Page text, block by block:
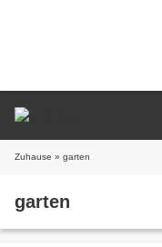
Zuhause » garten
garten